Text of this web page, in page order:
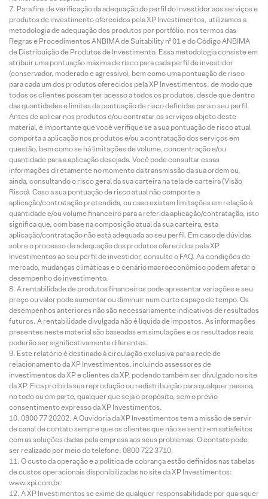
Para fins de verificação da adequação do perfil do investidor aos serviços e
produtos de investimento oferecidos pela XP Investimentos, utilizamos a
metodologia de adequação dos produtos por portfólio, nos termos das
Regras e Procedimentos ANBIMA de Suitability nº 01 e do Código ANBIMA
de Distribuição de Produtos de Investimento. Essa metodologia consiste em
atribuir uma pontuação máxima de risco para cada perfil de investidor
(conservador, moderado e agressivo), bem como uma pontuação de risco
para cada um dos produtos oferecidos pela XP Investimentos, de modo que
todos os clientes possam ter acesso a todos os produtos, desde que dentro
das quantidades e limites da pontuação de risco definidas para o seu perfil.
Antes de aplicar nos produtos e/ou contratar os serviços objeto deste
material, é importante que você verifique se a sua pontuação de risco atual
comporta a aplicação nos produtos e/ou a contratação dos serviços em
questão, bem como se há limitações de volume, concentração e/ou
quantidade para a aplicação desejada. Você pode consultar essas
informações diretamente no momento da transmissão da sua ordem ou,
ainda, consultando o risco geral da sua carteira na tela de carteira (Visão
Risco). Caso a sua pontuação de risco atual não comporte a
aplicação/contratação pretendida, ou caso existam limitações em relação à
quantidade e/ou volume financeiro para a referida aplicação/contratação, isto
significa que, com base na composição atual da sua carteira, esta
aplicação/contratação não está adequada ao seu perfil. Em caso de dúvidas
sobre o processo de adequação dos produtos oferecidos pela XP
Investimentos ao seu perfil de investidor, consulte o FAQ. As condições de
mercado, mudanças climáticas e o cenário macroeconômico podem afetar o
desempenho do investimento.
A rentabilidade de produtos financeiros pode apresentar variações e seu
preço ou valor pode aumentar ou diminuir num curto espaço de tempo. Os
desempenhos anteriores não são necessariamente indicativos de resultados
futuros. A rentabilidade divulgada não é líquida de impostos. As informações
presentes neste material são baseadas em simulações e os resultados reais
poderão ser significativamente diferentes.
Este relatório é destinado à circulação exclusiva para a rede de
relacionamento da XP Investimentos, incluindo assessores de
investimentos da XP e clientes da XP, podendo também ser divulgado no site
da XP. Fica proibida sua reprodução ou redistribuição para qualquer pessoa,
no todo ou em parte, qualquer que seja o propósito, sem o prévio
consentimento expresso da XP Investimentos.
0800 77 20202. A Ouvidoria da XP Investimentos tem a missão de servir
de canal de contato sempre que os clientes que não se sentirem satisfeitos
com as soluções dadas pela empresa aos seus problemas. O contato pode
ser realizado por meio do telefone: 0800 722 3710.
O custo da operação e a política de cobrança estão definidos nas tabelas
de custos operacionais disponibilizadas no site da XP Investimentos:
www.xpi.com.br.
A XP Investimentos se exime de qualquer responsabilidade por quaisquer